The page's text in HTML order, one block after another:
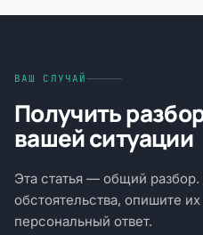
ВАШ СЛУЧАЙ
Получить
вашей ситуации
Эта статья — общий
обстоятельства, опишите
персональный ответ.